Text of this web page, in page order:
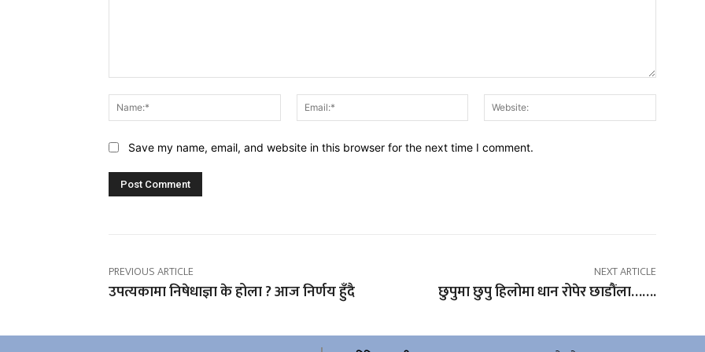
Name:*
Email:*
Save my name, email, and website in this browser for the next time I comment.
PREVIOUS ARTICLE
उपत्यकामा निषेधाज्ञा के होला ? आज निर्णय हुँदै
NEXT ARTICLE
छुपुमा छुपु हिलोमा धान रोपेर छाडौंला…….